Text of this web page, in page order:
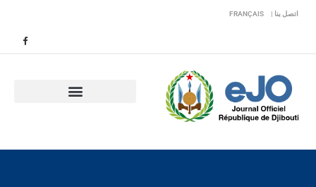
اتصل بنا | FRANÇAIS